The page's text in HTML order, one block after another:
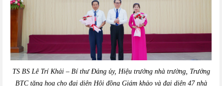
TS BS Lê Trí Khải – Bí thư Đảng ủy, Hiệu trưởng nhà trường, Trưởng
BTC tặng hoa cho đại diện Hội đồng Giám khảo và đại diện 47 nhà